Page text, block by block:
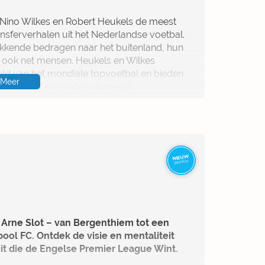
Wilkes en Robert Heukels de meest
uit het Nederlandse voetbal.
bedragen naar het buitenland, hun
net mensen. Heukels en Wilkes
van het mondiale topvoetbal en bieden
Ze vertellen de meest
Meer
NIEUW
BINNEN
Slot – van Bergenthiem tot een
FC. Ontdek de visie en mentaliteit
die de Engelse Premier League Wint.